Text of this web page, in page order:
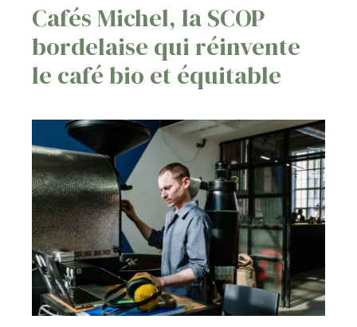
Cafés Michel, la SCOP
bordelaise qui réinvente
le café bio et équitable